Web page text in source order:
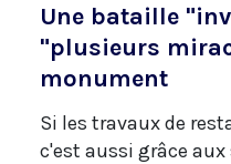
Une bataille
"plusieurs
monument
Si les travaux de
c'est aussi grâce